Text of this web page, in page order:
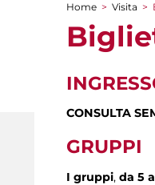
Tu sei
Home > Visita >
CONSULTA
GRUPPI
I gruppi, da 5